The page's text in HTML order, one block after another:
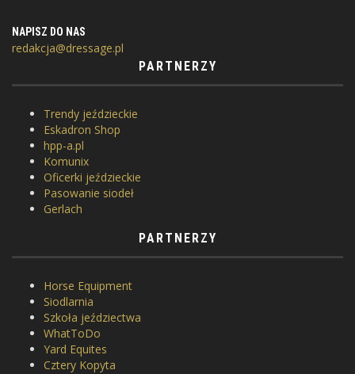
NAPISZ DO NAS
redakcja@dressage.pl
PARTNERZY
Trendy jeździeckie
Eskadron Shop
hpp-a.pl
Komunix
Oficerki jeździeckie
Pasowanie siodeł
Gerlach
PARTNERZY
Horse Equipment
Siodlarnia
Szkoła jeździectwa
WhatToDo
Yard Equites
Cztery Kopyta